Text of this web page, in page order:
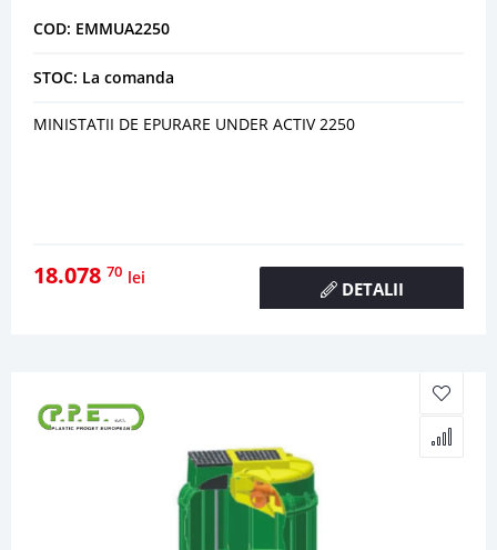
COD: EMMUA2250
STOC: La comanda
MINISTATII DE EPURARE UNDER ACTIV 2250
18.078 70 lei
DETALII